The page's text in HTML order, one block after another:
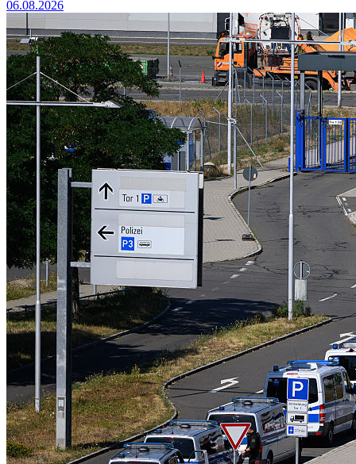
06.08.2026